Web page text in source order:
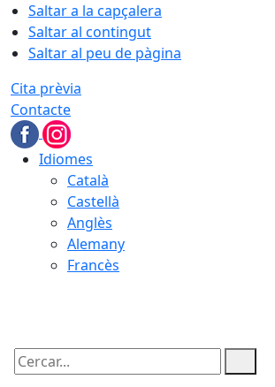
Saltar a la capçalera
Saltar al contingut
Saltar al peu de pàgina
Cita prèvia
Contacte
Idiomes
Català
Castellà
Anglès
Alemany
Francès
Cercar: